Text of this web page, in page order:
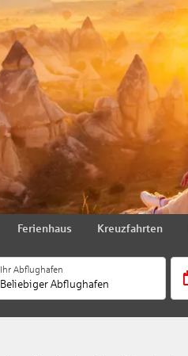
Ferienhaus Kreuzfahrten
Ihr Abflughafen
Beliebiger Abflughafen